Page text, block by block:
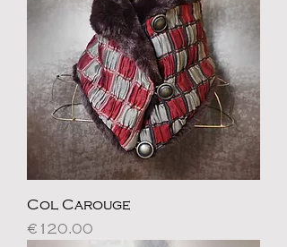
Col Carouge
Price
€120.00